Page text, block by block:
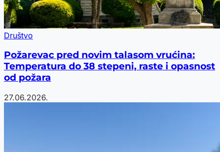
Društvo
Požarevac pred novim talasom vrućina:
Temperatura do 38 stepeni, raste i opasnost
od požara
27.06.2026.